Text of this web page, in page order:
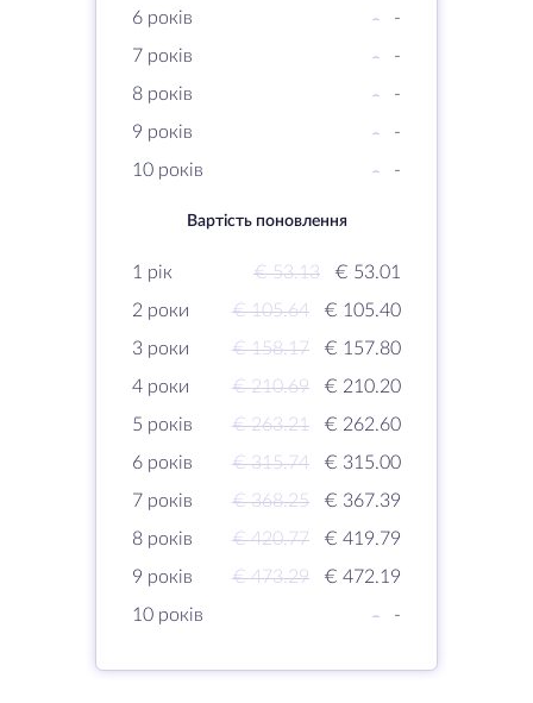
6 років
-
-
7 років
-
-
8 років
-
-
9 років
-
-
10 років
- -
Вартість поновлення
1 рік € 53.13
€ 53.01
2 роки
€ 105.64
€ 105.40
3 роки
€ 158.17
€ 157.80
4 роки
€ 210.69
€ 210.20
5 років
€ 263.21
€ 262.60
6 років
€ 315.74
€ 315.00
7 років
€ 368.25
€ 367.39
8 років
€ 420.77
€ 419.79
9 років
€ 473.29
€ 472.19
10 років
- -